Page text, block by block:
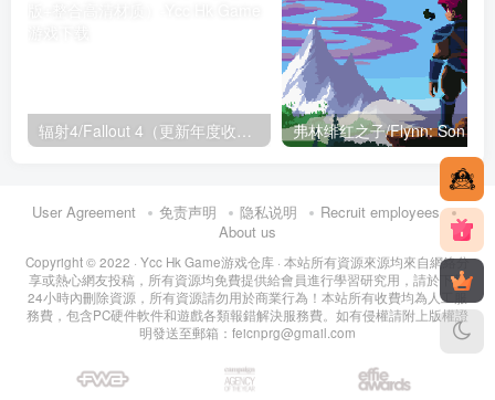
辐射4/Fallout 4（更新年度收藏版+整合高清材质）
User Agreement 免责声明 隐私说明
Recruit employees
About us
Copyright © 2022 · Ycc Hk Game游戏仓库 · 本站所有資源來源均來自網絡分
享或熱心網友投稿，所有資源均免費提供給會員進行學習研究用，請於下載
24小時內刪除資源，所有資源請勿用於商業行為！本站所有收費均為人工服
務費，包含PC硬件軟件和遊戲各類報錯解決服務費。如有侵權請附上版權證
明發送至郵箱：feicnprg@gmail.com